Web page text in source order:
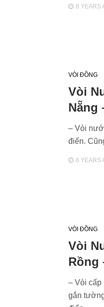
8 YEARS
VÒI ĐỒNG
Vòi
Nẵng
– Vòi
điển.
8 YEARS
VÒI ĐỒNG
Vòi
Rồng
– Vòi
gắn